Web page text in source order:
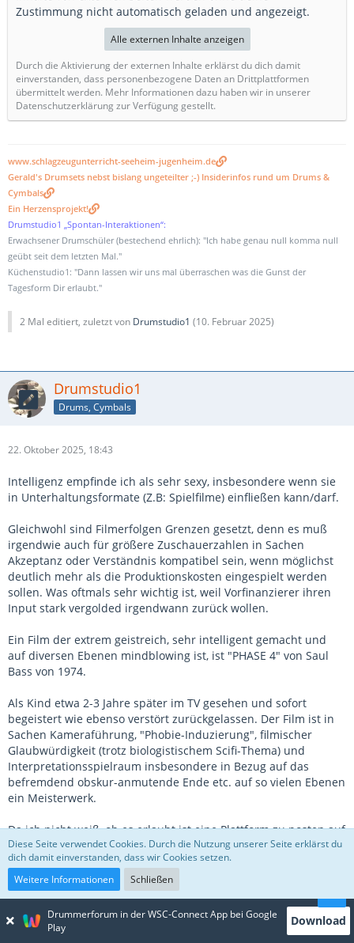
Zustimmung nicht automatisch geladen und angezeigt.
Alle externen Inhalte anzeigen
Durch die Aktivierung der externen Inhalte erklärst du dich damit
einverstanden, dass personenbezogene Daten an Drittplattformen
übermittelt werden. Mehr Informationen dazu haben wir in unserer
Datenschutzerklärung zur Verfügung gestellt.
www.schlagzeugunterricht-seeheim-jugenheim.de
Gerald's Drumsets nebst bislang ungeteilter ;-) Insiderinfos rund um Drums &
Cymbals
Ein Herzensprojekt!
Drumstudio1 „Spontan-Interaktionen“:
Erwachsener Drumschüler (bestechend ehrlich): "Ich habe genau null komma null
geübt seit dem letzten Mal."
Küchenstudio1: "Dann lassen wir uns mal überraschen was die Gunst der
Tagesform Dir erlaubt."
2 Mal editiert, zuletzt von Drumstudio1 (10. Februar 2025)
Drumstudio1
Drums, Cymbals
22. Oktober 2025, 18:43
Intelligenz empfinde ich als sehr sexy, insbesondere wenn sie
in Unterhaltungsformate (Z.B: Spielfilme) einfließen kann/darf.
Gleichwohl sind Filmerfolgen Grenzen gesetzt, denn es muß
irgendwie auch für größere Zuschauerzahlen in Sachen
Akzeptanz oder Verständnis kompatibel sein, wenn möglichst
deutlich mehr als die Produktionskosten eingespielt werden
sollen. Was oftmals sehr wichtig ist, weil Vorfinanzierer ihren
Input stark vergolded irgendwann zurück wollen.
Ein Film der extrem geistreich, sehr intelligent gemacht und
auf diversen Ebenen mindblowing ist, ist "PHASE 4" von Saul
Bass von 1974.
Als Kind etwa 2-3 Jahre später im TV gesehen und sofort
begeistert wie ebenso verstört zurückgelassen. Der Film ist in
Sachen Kameraführung, "Phobie-Induzierung", filmischer
Glaubwürdigkeit (trotz biologistischem Scifi-Thema) und
Interpretationsspielraum insbesondere in Bezug auf das
befremdend obskur-anmutende Ende etc. auf so vielen Ebenen
ein Meisterwerk.
Da ich nicht weiß, ob es erlaubt ist eine Plattform zu posten auf
der man ihn komplett sehen kann, verkneife ich mir das.
Als Überraschung poste ich für jene die den Film auch von
früher erinnern (er kam alle Jahrzehnte mal im Fernsehen) eine
Website die das Original-Ende wie wir es kannten zeigt und
alternativ in einem 2. Link das viel längere (bereits gedreht und
Drummerforum in der WSC-Connect App bei Google
Play
Download
Diese Seite verwendet Cookies. Durch die Nutzung unserer Seite erklärst du
dich damit einverstanden, dass wir Cookies setzen.
Weitere Informationen
Schließen